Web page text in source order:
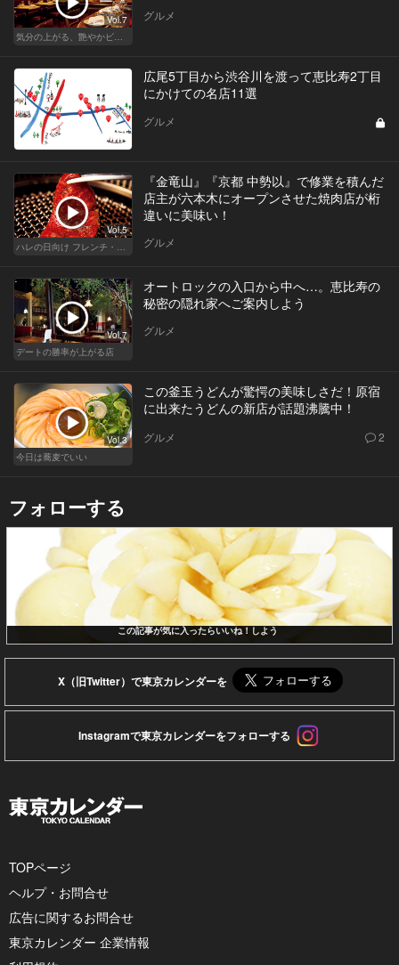
Vol.7
グルメ
広尾5丁目から渋谷川を渡って恵比寿2丁目
にかけての名店11選
グルメ
Vol.5
『金竜山』『京都 中勢以』で修業を積んだ
店主が六本木にオープンさせた焼肉店が桁
違いに美味い！
グルメ
Vol.7
デートの勝率が上がる店
オートロックの入口から中へ…。恵比寿の
秘密の隠れ家へご案内しよう
グルメ
Vol.3
今日は蕎麦でいい
この釜玉うどんが驚愕の美味しさだ！原宿
に出来たうどんの新店が話題沸騰中！
グルメ 2
フォローする
この記事が気に入ったらいいね！しよう
X（旧Twitter）で東京カレンダーを
Instagramで東京カレンダーをフォローする
TOPページ
ヘルプ・お問合せ
広告に関するお問合せ
東京カレンダー 企業情報